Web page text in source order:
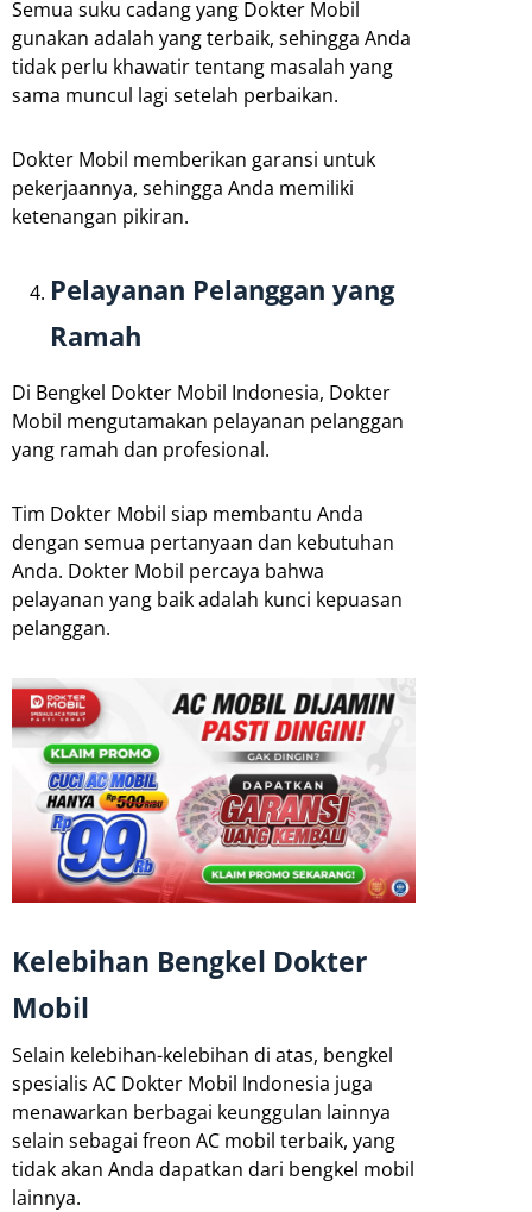
Semua suku cadang yang Dokter Mobil
gunakan adalah yang terbaik, sehingga Anda
tidak perlu khawatir tentang masalah yang
sama muncul lagi setelah perbaikan.
Dokter Mobil memberikan garansi untuk
pekerjaannya, sehingga Anda memiliki
ketenangan pikiran.
Pelayanan Pelanggan yang
Ramah
Di Bengkel Dokter Mobil Indonesia, Dokter
Mobil mengutamakan pelayanan pelanggan
yang ramah dan profesional.
Tim Dokter Mobil siap membantu Anda
dengan semua pertanyaan dan kebutuhan
Anda. Dokter Mobil percaya bahwa
pelayanan yang baik adalah kunci kepuasan
pelanggan.
Kelebihan Bengkel Dokter
Mobil
Selain kelebihan-kelebihan di atas, bengkel
spesialis AC Dokter Mobil Indonesia juga
menawarkan berbagai keunggulan lainnya
selain sebagai freon AC mobil terbaik, yang
tidak akan Anda dapatkan dari bengkel mobil
lainnya.